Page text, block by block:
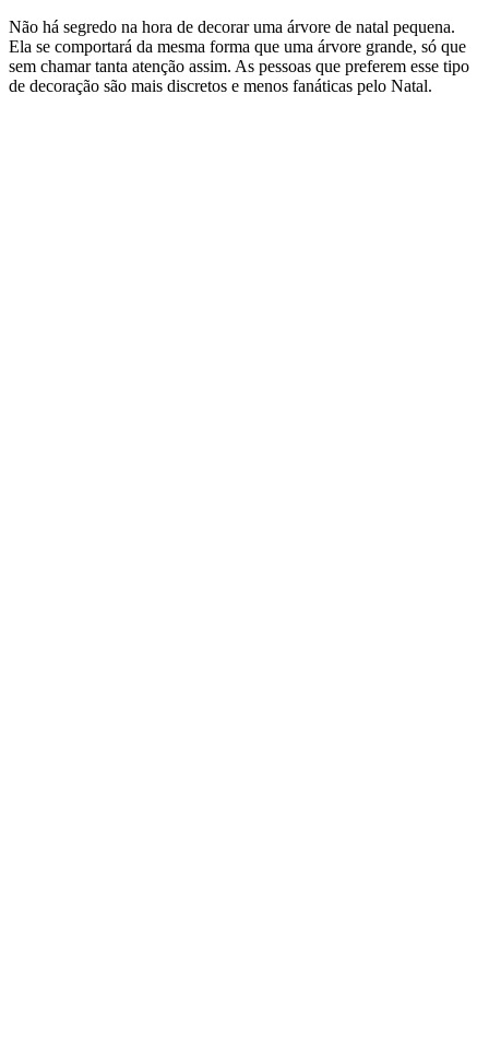
Não há segredo na hora de decorar uma árvore de natal pequena.
Ela se comportará da mesma forma que uma árvore grande, só que
sem chamar tanta atenção assim. As pessoas que preferem esse tipo
de decoração são mais discretos e menos fanáticas pelo Natal.